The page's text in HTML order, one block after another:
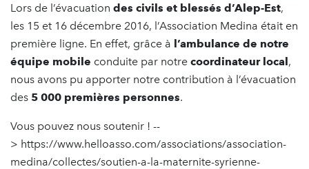
Lors de l’évacuation des civils et blessés d’Alep-Est,
les 15 et 16 décembre 2016, l’Association Medina était en
première ligne. En effet, grâce à l’ambulance de notre
équipe mobile conduite par notre coordinateur local,
nous avons pu apporter notre contribution à l’évacuation
des 5 000 premières personnes.
Vous pouvez nous soutenir ! --
> https://www.helloasso.com/associations/association-
medina/collectes/soutien-a-la-maternite-syrienne-